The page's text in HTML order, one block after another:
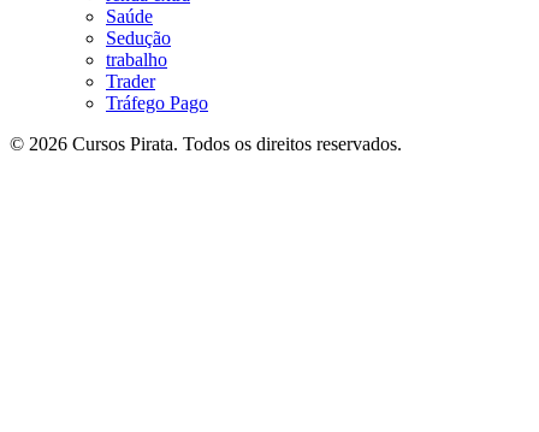
Saúde
Sedução
trabalho
Trader
Tráfego Pago
© 2026 Cursos Pirata. Todos os direitos reservados.